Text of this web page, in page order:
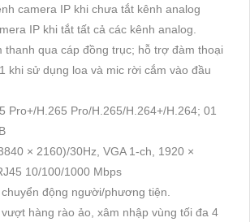
camera IP khi chưa tắt kênh analog
IP khi tắt tất cả các kênh analog.
thanh qua cáp đồng trục; hỗ trợ đàm thoại
khi sử dụng loa và mic rời cắm vào đầu
Pro+/H.265 Pro/H.265/H.264+/H.264; 01
× 2160)/30Hz, VGA 1-ch, 1920 ×
10/100/1000 Mbps
động người/phương tiện.
hàng rào ảo, xâm nhập vùng tối đa 4